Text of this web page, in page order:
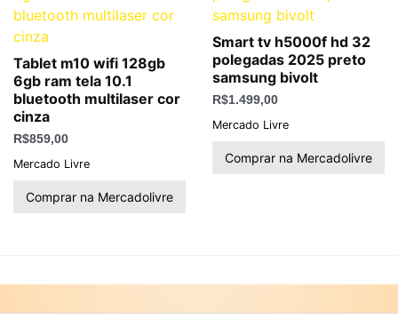
Tablet m10 wifi 128gb
6gb ram tela 10.1
bluetooth multilaser cor
cinza
R$859,00
Mercado Livre
Comprar na Mercadolivre
Smart tv h5000f hd 32
polegadas 2025 preto
samsung bivolt
R$1.499,00
Mercado Livre
Comprar na Mercadolivre